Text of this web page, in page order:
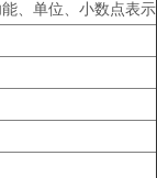
、单位、小数点表示